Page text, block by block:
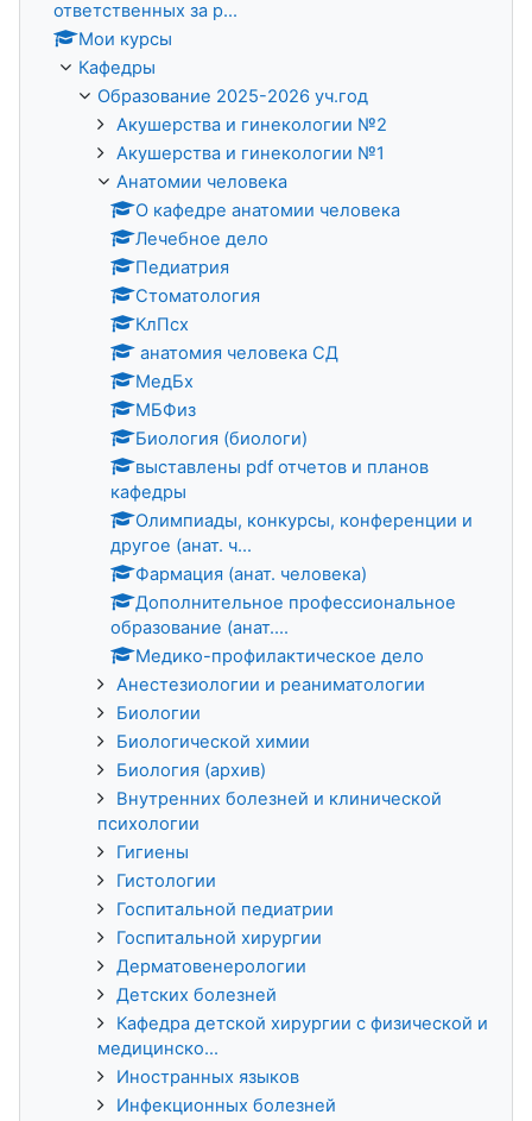
ответственных за р...
Мои курсы
Кафедры
Образование 2025-2026 уч.год
Акушерства и гинекологии №2
Акушерства и гинекологии №1
Анатомии человека
О кафедре анатомии человека
Лечебное дело
Педиатрия
Стоматология
КлПсх
анатомия человека СД
МедБх
МБФиз
Биология (биологи)
выставлены pdf отчетов и планов
кафедры
Олимпиады, конкурсы, конференции и
другое (анат. ч...
Фармация (анат. человека)
Дополнительное профессиональное
образование (анат....
Медико-профилактическое дело
Анестезиологии и реаниматологии
Биологии
Биологической химии
Биология (архив)
Внутренних болезней и клинической
психологии
Гигиены
Гистологии
Госпитальной педиатрии
Госпитальной хирургии
Дерматовенерологии
Детских болезней
Кафедра детской хирургии с физической и
медицинско...
Иностранных языков
Инфекционных болезней